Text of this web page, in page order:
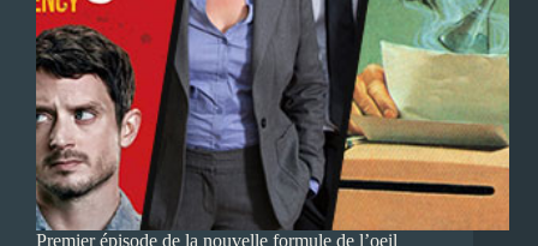
Premier épisode de la nouvelle formule de l’oeil